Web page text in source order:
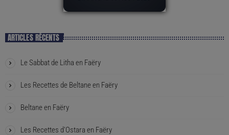
ARTICLES RÉCENTS
Le Sabbat de Litha en Faëry
Les Recettes de Beltane en Faëry
Beltane en Faëry
Les Recettes d’Ostara en Faëry